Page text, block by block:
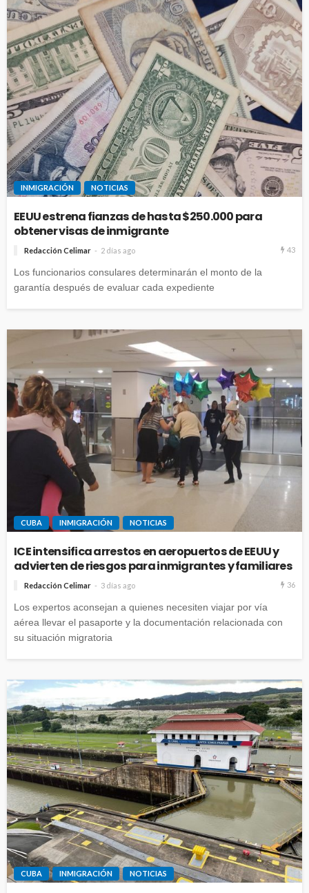
INMIGRACIÓN NOTICIAS
EEUU estrena fianzas de hasta $250.000 para
obtener visas de inmigrante
Redacción Celimar 2 días ago 43
Los funcionarios consulares determinarán el monto de la
garantía después de evaluar cada expediente
CUBA INMIGRACIÓN NOTICIAS
ICE intensifica arrestos en aeropuertos de EEUU y
advierten de riesgos para inmigrantes y familiares
Redacción Celimar 3 días ago 36
Los expertos aconsejan a quienes necesiten viajar por vía
aérea llevar el pasaporte y la documentación relacionada con
su situación migratoria
CUBA INMIGRACIÓN NOTICIAS